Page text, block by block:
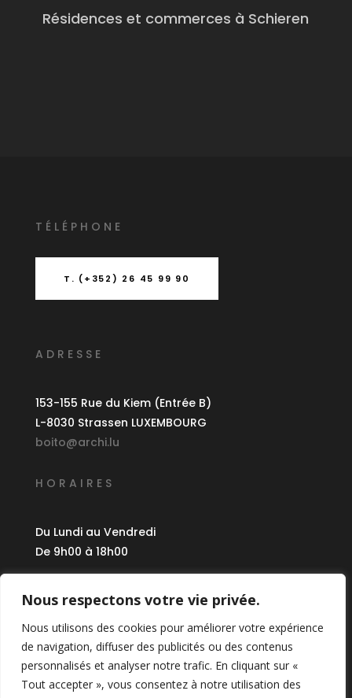
Nous respectons votre vie privée.
Nous utilisons des cookies pour améliorer votre expérience
de navigation, diffuser des publicités ou des contenus
personnalisés et analyser notre trafic. En cliquant sur «
Tout accepter », vous consentez à notre utilisation des
Résidences et commerces à Schieren
T É L É PHONE
T. (+352) 26 45 99 90
ADRESSE
153-155 Rue du Kiem (Entrée B)
L-8030 Strassen LUXEMBOURG
boito@archi.lu
HORAIRES
Du Lundi au Vendredi
De 9h00 à 18h00
©2024 Boito Architectes
Réalisation :Anawa